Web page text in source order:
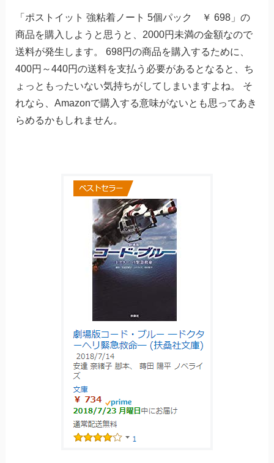
「ポストイット 強粘着ノート 5個パック ￥ 698」の
商品を購入しようと思うと、2000円未満の金額なので
送料が発生します。 698円の商品を購入するために、
400円～440円の送料を支払う必要があるとなると、ち
ょっともったいない気持ちがしてしまいますよね。 そ
れなら、Amazonで購入する意味がないとも思ってあき
らめるかもしれません。